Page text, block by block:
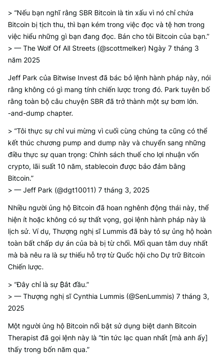
> “Nếu bạn nghĩ rằng SBR Bitcoin là tin xấu vì nó chỉ chứa
Bitcoin bị tịch thu, thì bạn kém trong việc đọc và tệ hơn trong
việc hiểu những gì bạn đang đọc. Bán cho tôi Bitcoin của bạn.”
> — The Wolf Of All Streets (@scottmelker) Ngày 7 tháng 3
năm 2025
Jeff Park của Bitwise Invest đã bác bỏ lệnh hành pháp này, nói
rằng không có gì mang tính chiến lược trong đó. Park tuyên bố
rằng toàn bộ câu chuyện SBR đã trở thành một sự bơm lớn.
-and-dump chapter.
> “Tôi thực sự chỉ vui mừng vì cuối cùng chúng ta cũng có thể
kết thúc chương pump and dump này và chuyển sang những
điều thực sự quan trọng: Chính sách thuế cho lợi nhuận vốn
crypto, lãi suất 10 năm, stablecoin được bảo đảm bằng
Bitcoin.”
> — Jeff Park (@dgt10011) 7 tháng 3, 2025
Nhiều người ủng hộ Bitcoin đã hoan nghênh động thái này, thể
hiện ít hoặc không có sự thất vọng, gọi lệnh hành pháp này là
lịch sử. Ví dụ, Thượng nghị sĩ Lummis đã bày tỏ sự ủng hộ hoàn
toàn bất chấp dự án của bà bị từ chối. Mối quan tâm duy nhất
mà bà nêu ra là sự thiếu hỗ trợ từ Quốc hội cho Dự trữ Bitcoin
Chiến lược.
> “Đây chỉ là sự ₿ắt đầu.”
> — Thượng nghị sĩ Cynthia Lummis (@SenLummis) 7 tháng 3,
2025
Một người ủng hộ Bitcoin nổi bật sử dụng biệt danh Bitcoin
Therapist đã gọi lệnh này là “tin tức lạc quan nhất [mà anh ấy]
thấy trong bốn năm qua.”